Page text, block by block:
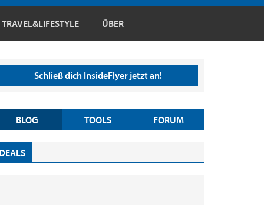
TRAVEL&LIFESTYLE ÜBER
Schließ dich InsideFlyer jetzt an!
BLOG TOOLS FORUM
DEALS